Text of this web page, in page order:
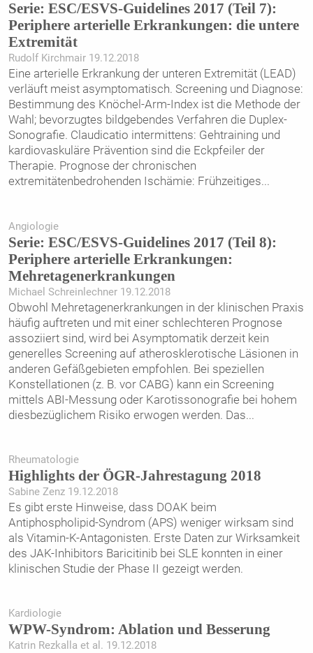
Serie: ESC/ESVS-Guidelines 2017 (Teil 7):
Periphere arterielle Erkrankungen: die untere
Extremität
Rudolf Kirchmair 19.12.2018
Eine arterielle Erkrankung der unteren Extremität (LEAD)
verläuft meist asymptomatisch. Screening und Diagnose:
Bestimmung des Knöchel-Arm-Index ist die Methode der
Wahl; bevorzugtes bildgebendes Verfahren die Duplex-
Sonografie. Claudicatio intermittens: Gehtraining und
kardiovaskuläre Prävention sind die Eckpfeiler der
Therapie. Prognose der chronischen
extremitätenbedrohenden Ischämie: Frühzeitiges...
Angiologie
Serie: ESC/ESVS-Guidelines 2017 (Teil 8):
Periphere arterielle Erkrankungen:
Mehretagenerkrankungen
Michael Schreinlechner 19.12.2018
Obwohl Mehretagenerkrankungen in der klinischen Praxis
häufig auftreten und mit einer schlechteren Prognose
assoziiert sind, wird bei Asymptomatik derzeit kein
generelles Screening auf atherosklerotische Läsionen in
anderen Gefäßgebieten empfohlen. Bei speziellen
Konstellationen (z. B. vor CABG) kann ein Screening
mittels ABI-Messung oder Karotissonografie bei hohem
diesbezüglichem Risiko erwogen werden. Das...
Rheumatologie
Highlights der ÖGR-Jahrestagung 2018
Sabine Zenz 19.12.2018
Es gibt erste Hinweise, dass DOAK beim
Antiphospholipid-Syndrom (APS) weniger wirksam sind
als Vitamin-K-Antagonisten. Erste Daten zur Wirksamkeit
des JAK-Inhibitors Baricitinib bei SLE konnten in einer
klinischen Studie der Phase II gezeigt werden.
Kardiologie
WPW-Syndrom: Ablation und Besserung
Katrin Rezkalla et al. 19.12.2018